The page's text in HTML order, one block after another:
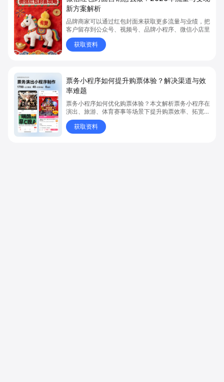
新方案解析
品牌商家可以通过红包封面来获取更多流量与业绩，把
客户留存到公众号、视频号、品牌小程序、微信小店里
获取资料
票务小程序如何提升购票体验？解决渠道与效
率难题
票务小程序如何优化购票体验？本文解析票务小程序在
演出、旅游、体育赛事等场景下提升购票效率、拓宽销
售渠道、实现会员精准营销的具体方式。关键词包括
“票务小程序”、“购票体验”、“购票效率”。
获取资料